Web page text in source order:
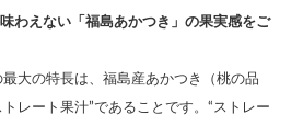
わえない「福島あかつき」の果実感をご
最大の特長は、福島産あかつき（桃の品
レート果汁”であることです。“ストレー